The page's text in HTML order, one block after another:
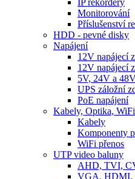
IP rekordéry
Monitorování
Příslušenství
HDD - pevné disky
Napájení
12V napájecí
12V napájecí
5V, 24V a
UPS záložní
PoE napájení
Kabely, Optika,
Kabely
Komponenty
WiFi přenos
UTP video baluny
AHD, TVI,
VGA, HDMI,